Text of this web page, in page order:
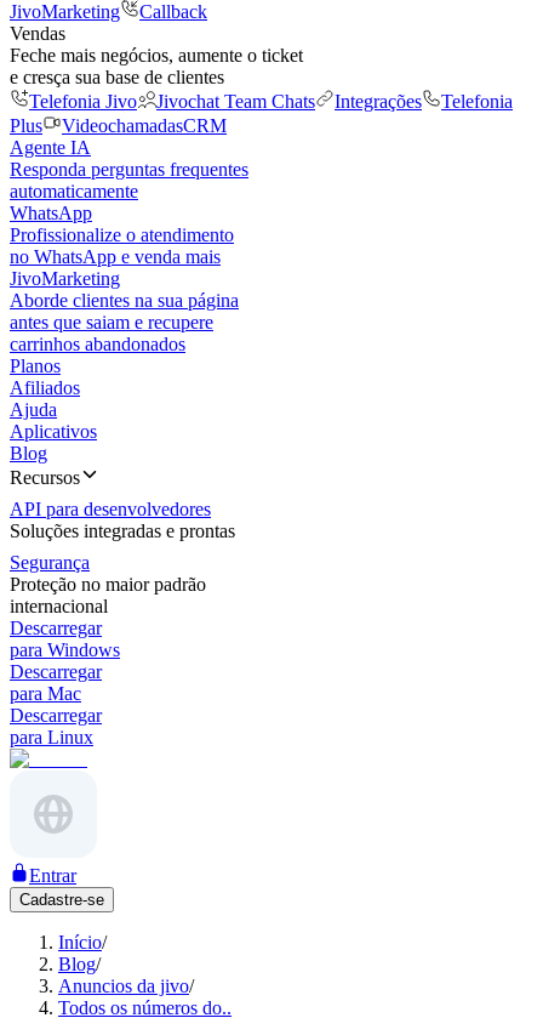
JivoMarketing
Callback
Vendas
Feche mais negócios, aumente o ticket
e cresça sua base de clientes
Telefonia Jivo
Jivochat Team Chats Integrações
Telefonia
Plus
VideochamadasCRM
Agente IA
Responda perguntas frequentes
automaticamente
WhatsApp
Profissionalize o atendimento
no WhatsApp e venda mais
JivoMarketing
Aborde clientes na sua página
antes que saiam e recupere
carrinhos abandonados
Planos
Afiliados
Ajuda
Aplicativos
Blog
Recursos
API para desenvolvedores
Soluções integradas e prontas
Segurança
Proteção no maior padrão
internacional
Descarregar
para Windows
Descarregar
para Mac
Descarregar
para Linux
Entrar
Cadastre-se
Início/
Blog/
Anuncios da jivo/
Todos os números do..